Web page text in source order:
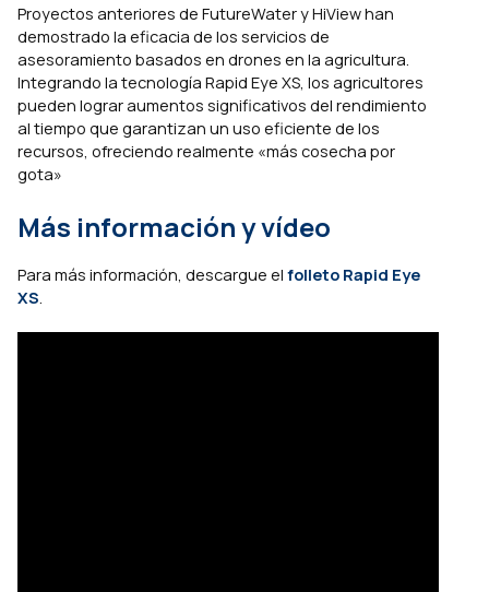
Proyectos anteriores de FutureWater y HiView han
demostrado la eficacia de los servicios de
asesoramiento basados en drones en la agricultura.
Integrando la tecnología Rapid Eye XS, los agricultores
pueden lograr aumentos significativos del rendimiento
al tiempo que garantizan un uso eficiente de los
recursos, ofreciendo realmente «más cosecha por
gota»
Más información y vídeo
Para más información, descargue el folleto Rapid Eye
XS.